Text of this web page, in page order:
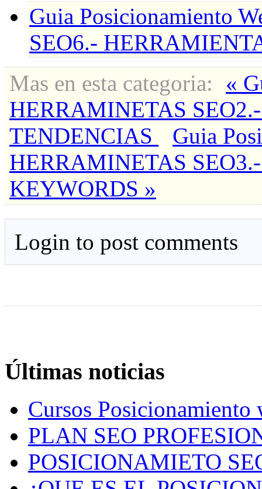
Guia Posicionamiento
SEO6.-
Mas en esta categoria:
«
HERRAMINETAS
TENDENCIAS
Guia
HERRAMINETAS
KEYWORDS »
Login to post comments
Últimas noticias
Cursos Posicionamiento
PLAN SEO
POSICIONAMIETO